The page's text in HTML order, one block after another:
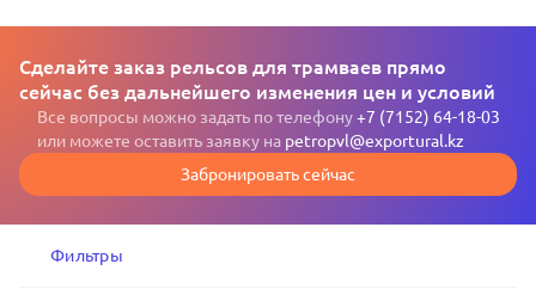
Сделайте заказ рельсов для трамваев прямо
сейчас без дальнейшего изменения цен и условий
Все вопросы можно задать по телефону+7 (7152) 64-18-03
или можете оставить заявку на petropvl@exportural.kz
Забронировать сейчас
Фильтры